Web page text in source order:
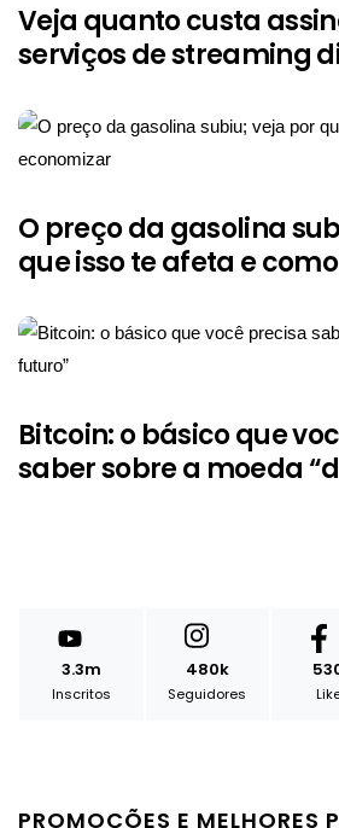
Veja quanto custa
serviços de streaming
O preço da gasolina
que isso te afeta e
Bitcoin: o básico que
saber sobre a moeda
3.3m
Inscritos
480k
Seguidores
PROMOÇÕES E MELHORES